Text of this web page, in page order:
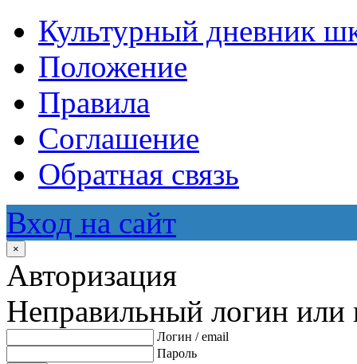
Культурный дневник
Положение
Правила
Соглашение
Обратная связь
Вход на сайт
×
Авторизация
Неправильный логин или
Логин / email
Пароль